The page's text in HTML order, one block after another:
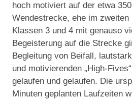
hoch motiviert auf der etwa
Wendestrecke, ehe im zweiten
Klassen 3 und 4 mit genauso
Begeisterung auf die Strecke
Begleitung von Beifall,
und motivierenden „High-
gelaufen und gelaufen. Die
Minuten geplanten Laufzeiten